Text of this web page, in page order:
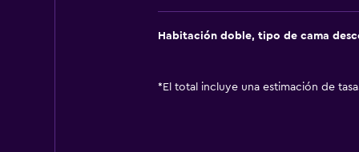
Habitación doble, tipo de cama
* El total incluye una estimación de